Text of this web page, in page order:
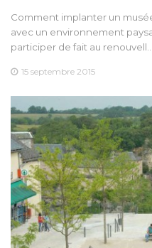
Comment implanter un
avec un environnement
participer de fait au renouvell…
15 septembre 2015